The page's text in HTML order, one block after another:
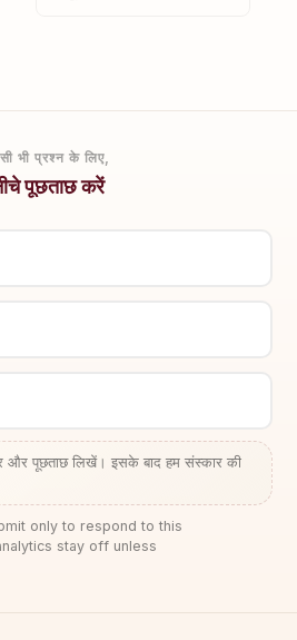
भी प्रश्न के लिए,
पूछताछ करें
और पूछताछ लिखें। इसके बाद हम संस्कार की
only to respond to this
stay off unless